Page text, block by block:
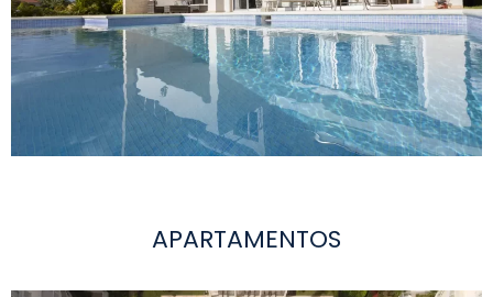
APARTAMENTOS